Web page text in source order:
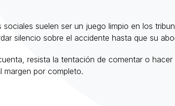
suelen ser un juego limpio en los
silencio sobre el accidente hasta que su
resista la tentación de comentar o
margen por completo.